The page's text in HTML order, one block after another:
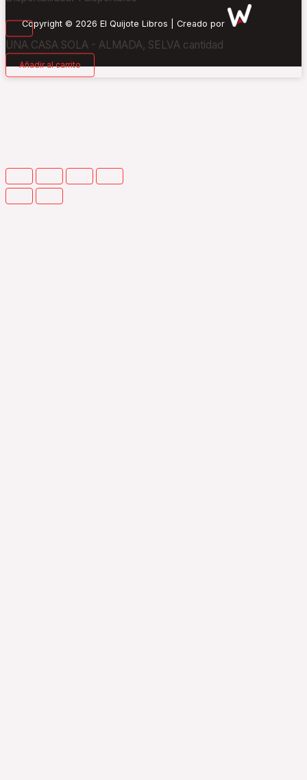
Copyright © 2026 El Quijote Libros | Creado por
UNA CASA SOLA - ALMADA, SELVA cantidad
Añadir al carrito